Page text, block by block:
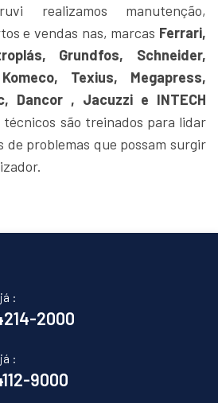
realizamos manutenção,
e vendas nas, marcas Ferrari,
Grundfos, Schneider,
Texius, Megapress,
Dancor , Jacuzzi e INTECH
técnicos são treinados para lidar
de problemas que possam surgir
:
2000
:
9000